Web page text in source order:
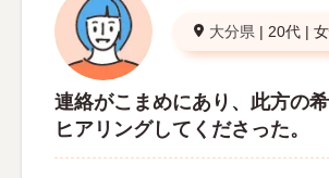
大分県 | 20代 |
連絡がこまめにあり、此方の
ヒアリングしてくださった。